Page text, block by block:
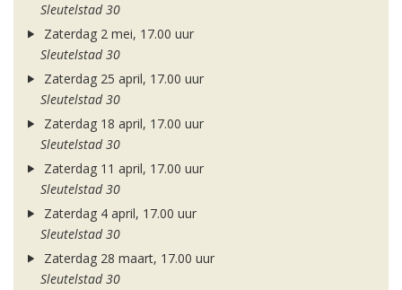
Sleutelstad 30
Zaterdag 2 mei, 17.00 uur
Sleutelstad 30
Zaterdag 25 april, 17.00 uur
Sleutelstad 30
Zaterdag 18 april, 17.00 uur
Sleutelstad 30
Zaterdag 11 april, 17.00 uur
Sleutelstad 30
Zaterdag 4 april, 17.00 uur
Sleutelstad 30
Zaterdag 28 maart, 17.00 uur
Sleutelstad 30